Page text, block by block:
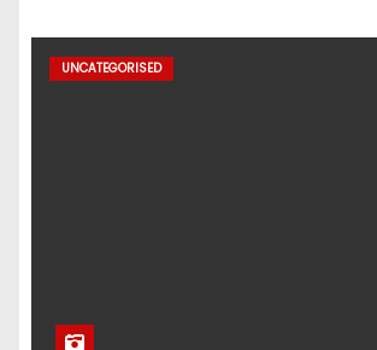
UNCATEGORISED